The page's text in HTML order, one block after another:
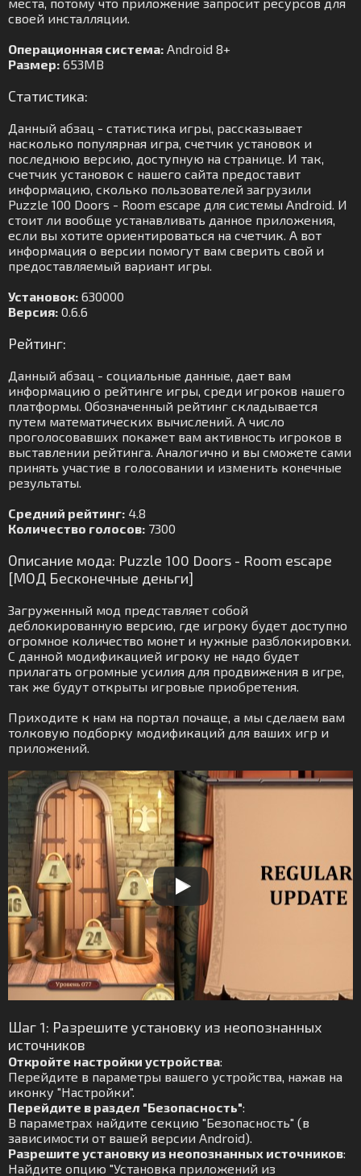
своей инсталляции.
Операционная система: Android 8+
Размер: 653MB
Статистика:
Данный абзац - статистика игры, рассказывает
насколько популярная игра, счетчик установок и
последнюю версию, доступную на странице. И так,
счетчик установок с нашего сайта предоставит
информацию, сколько пользователей загрузили
Puzzle 100 Doors - Room escape для системы Android. И
стоит ли вообще устанавливать данное приложения,
если вы хотите ориентироваться на счетчик. А вот
информация о версии помогут вам сверить свой и
предоставляемый вариант игры.
Установок: 630000
Версия: 0.6.6
Рейтинг:
Данный абзац - социальные данные, дает вам
информацию о рейтинге игры, среди игроков нашего
платформы. Обозначенный рейтинг складывается
путем математических вычислений. А число
проголосовавших покажет вам активность игроков в
выставлении рейтинга. Аналогично и вы сможете сами
принять участие в голосовании и изменить конечные
результаты.
Средний рейтинг: 4.8
Количество голосов: 7300
Описание мода: Puzzle 100 Doors - Room escape
[МОД Бесконечные деньги]
Загруженный мод представляет собой
деблокированную версию, где игроку будет доступно
огромное количество монет и нужные разблокировки.
С данной модификацией игроку не надо будет
прилагать огромные усилия для продвижения в игре,
так же будут открыты игровые приобретения.
Приходите к нам на портал почаще, а мы сделаем вам
толковую подборку модификаций для ваших игр и
приложений.
Шаг 1: Разрешите установку из неопознанных
источников
Откройте настройки устройства:
Перейдите в параметры вашего устройства, нажав на
иконку "Настройки".
Перейдите в раздел "Безопасность":
В параметрах найдите секцию "Безопасность" (в
зависимости от вашей версии Android).
Разрешите установку из неопознанных источников:
Найдите опцию "Установка приложений из